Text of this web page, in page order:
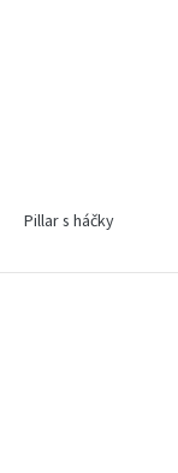
Pillar s háčky